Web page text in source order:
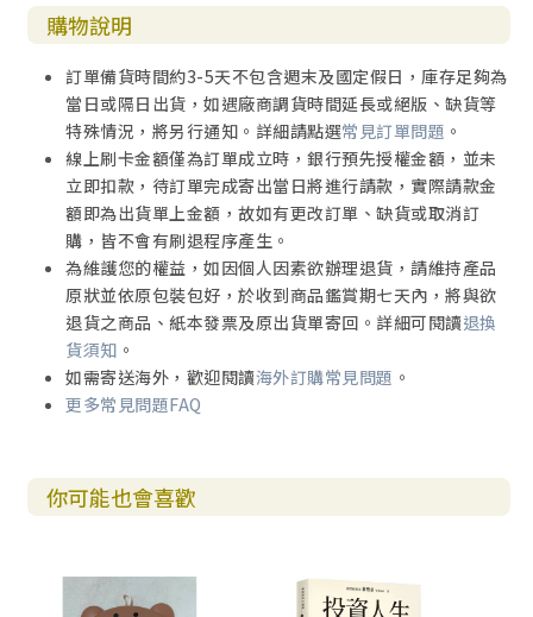
購物說明
訂單備貨時間約3-5天不包含週末及國定假日，庫存足夠為
當日或隔日出貨，如遇廠商調貨時間延長或絕版、缺貨等
特殊情況，將另行通知。詳細請點選常見訂單問題 。
線上刷卡金額僅為訂單成立時，銀行預先授權金額，並未
立即扣款，待訂單完成寄出當日將進行請款，實際請款金
額即為出貨單上金額，故如有更改訂單、缺貨或取消訂
購，皆不會有刷退程序產生。
為維護您的權益，如因個人因素欲辦理退貨，請維持產品
原狀並依原包裝包好，於收到商品鑑賞期七天內，將與欲
退貨之商品、紙本發票及原出貨單寄回。詳細可閱讀退換
貨須知 。
如需寄送海外，歡迎閱讀海外訂購常見問題 。
更多常見問題FAQ
你可能也會喜歡